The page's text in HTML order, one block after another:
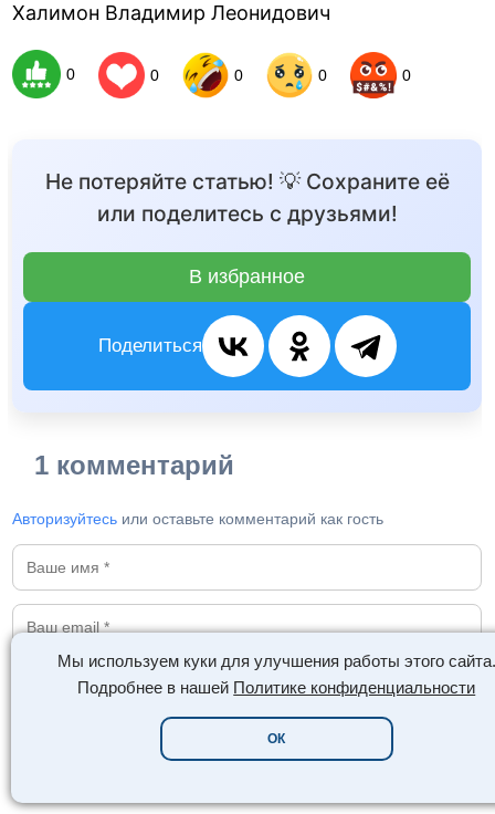
Мы используем куки для улучшения работы этого сайта.
Подробнее в нашей Политике конфиденциальности
ОК
Халимон Владимир Леонидович
0 0 0 0 0
Не потеряйте статью! 💡 Сохраните её
или поделитесь с друзьями!
В избранное
Поделиться
1 комментарий
Авторизуйтесь или оставьте комментарий как гость